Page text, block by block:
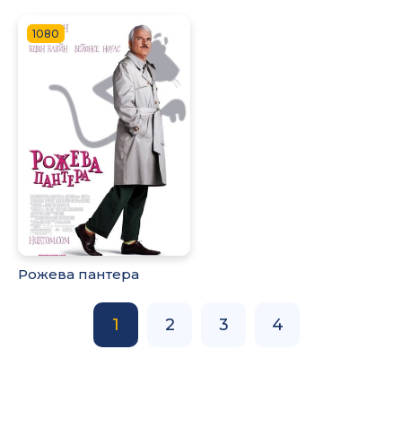
1080
Рожева пантера
1 2 3 4